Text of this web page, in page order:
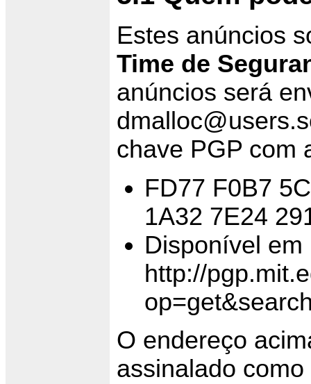
Estes anúncios
Time de
anúncios será
chave PGP com
FD77 F0B7
1A32 7E24
Disponível em
http://
O endereço
assinalado